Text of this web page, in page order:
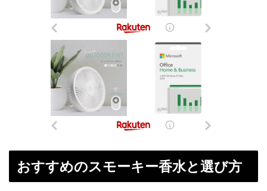
おすすめのスモーキー香水と選び方